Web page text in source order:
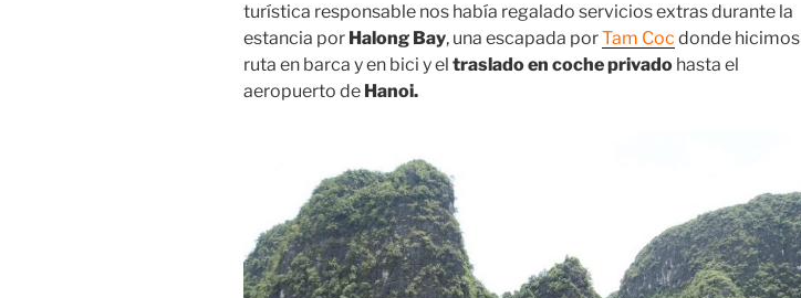
turística responsable nos había regalado servicios extras durante la
estancia por Halong Bay, una escapada porTam Coc donde hicimos
ruta en barca y en bici y el traslado en coche privado hasta el
aeropuerto de Hanoi.